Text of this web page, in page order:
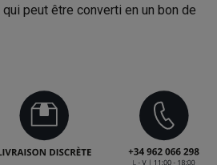
qui peut être converti en un bon de